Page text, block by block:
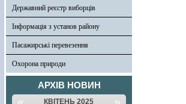
Державний реєстр виборців
Інформація з установ району
Пасажирські перевезення
Охорона природи
АРХІВ НОВИН
КВІТЕНЬ 2025